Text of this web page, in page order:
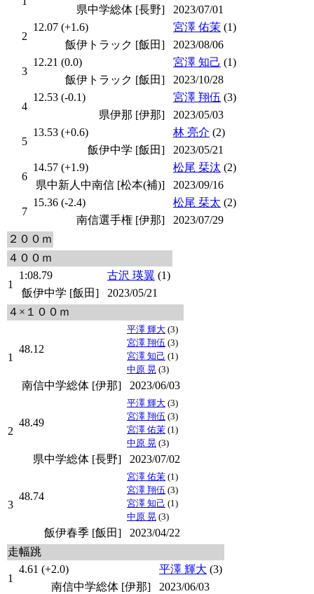
県中学総体 [長野] 2023/07/01
2
12.07 (+1.6) 宮澤 佑茉 (1)
飯伊トラック [飯田]
2023/08/06
3
12.21 (0.0) 宮澤 知己 (1)
飯伊トラック [飯田]
2023/10/28
4
12.53 (-0.1) 宮澤 翔伍 (3)
県伊那 [伊那]
2023/05/03
5
13.53 (+0.6) 林 亮介 (2)
飯伊中学 [飯田]
2023/05/21
6
14.57 (+1.9) 松尾 栞汰 (2)
県中新人中南信 [松本(補)]
2023/09/16
7
15.36 (-2.4) 松尾 栞太 (2)
南信選手権 [伊那]
2023/07/29
２００ｍ
４００ｍ
1
1:08.79 古沢 瑛翼 (1)
飯伊中学 [飯田]
2023/05/21
４×１００ｍ
1
48.12
平澤 輝大 (3)
宮澤 翔伍 (3)
宮澤 知己 (1)
中原 晃 (3)
南信中学総体 [伊那] 2023/06/03
2
48.49
平澤 輝大 (3)
宮澤 翔伍 (3)
宮澤 佑茉 (1)
中原 晃 (3)
県中学総体 [長野] 2023/07/02
3
48.74
宮澤 佑茉 (1)
宮澤 翔伍 (3)
宮澤 知己 (1)
中原 晃 (3)
飯伊春季 [飯田]
2023/04/22
走幅跳
1
4.61 (+2.0) 平澤 輝大 (3)
南信中学総体 [伊那]
2023/06/03